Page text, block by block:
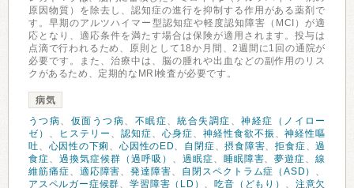
原因物質）を除去し、認知症の進行を抑制する作用がある薬剤で
す。早期のアルツハイマー型認知症や軽度認知障害（MCI）が適
応となり、適応条件を満たす場合は保険が適用されます。投与は
点滴で行われるため、原則として18か月間、2週間に1回の通院が
必要です。また、治療中は、脳の腫れや出血などの副作用のリス
クがあるため、定期的なMRI検査が必要です。
病気
うつ病、 仮面うつ病、 不眠症、統合失調症 、神経症（ノイロー
ゼ） 、 ヒステリー 、 認知症、 心身症、 神経性食欲不振 、神経性嘔
吐、 心因性の下痢 、 心因性のED、 自閉症、摂食障害、拒食症、過
食症、 過換気症候群（過呼吸） 、 過眠症、 睡眠障害、夢遊症、線
維筋痛症、 適応障害、発達障害、 自閉スペクトラム症（ASD） 、
アスペルガー症候群、学習障害（LD） 、吃音（どもり） 、 注意欠